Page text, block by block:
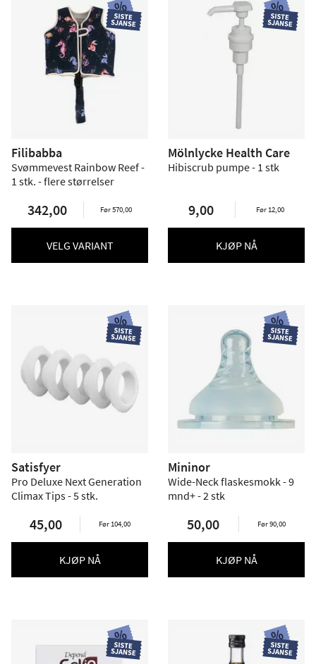
Filibabba
Svømmevest Rainbow Reef -
1 stk. - flere størrelser
342,00 Før 570,00
VELG VARIANT
Mölnlycke Health Care
Hibiscrub pumpe - 1 stk
9,00 Før 12,00
KJØP NÅ
Satisfyer
Pro Deluxe Next Generation
Climax Tips - 5 stk.
45,00 Før 104,00
KJØP NÅ
Mininor
Wide-Neck flaskesmokk - 9
mnd+ - 2 stk
50,00 Før 90,00
KJØP NÅ